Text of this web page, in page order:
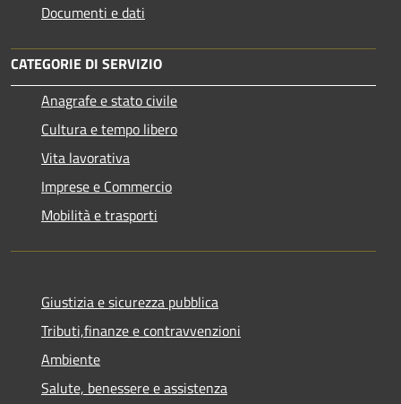
Documenti e dati
CATEGORIE DI SERVIZIO
Anagrafe e stato civile
Cultura e tempo libero
Vita lavorativa
Imprese e Commercio
Mobilità e trasporti
Giustizia e sicurezza pubblica
Tributi,finanze e contravvenzioni
Ambiente
Salute, benessere e assistenza